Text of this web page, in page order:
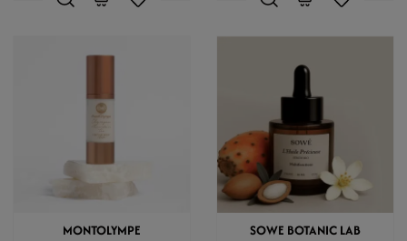
MONTOLYMPE
SOWE BOTANIC LAB